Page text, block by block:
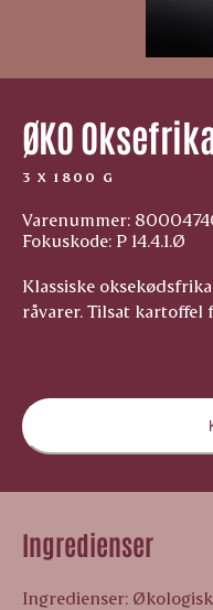
ØKO
3 X 1800 G
Varenummer:
Fokuskode: P 14.4.1.Ø
Klassiske
råvarer. Tilsat kartoffel
Ingredienser
Ingredienser: